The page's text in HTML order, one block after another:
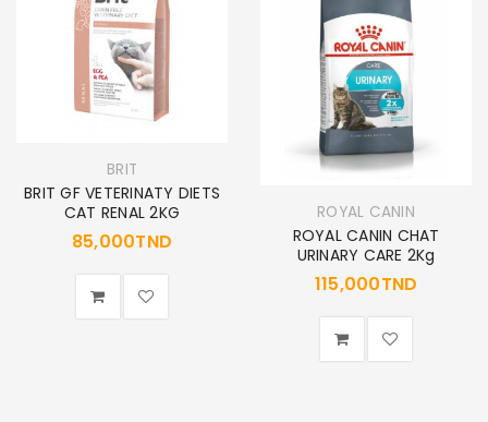
BRIT
BRIT GF VETERINATY DIETS
CAT RENAL 2KG
85,000TND
ROYAL CANIN
ROYAL CANIN CHAT
URINARY CARE 2Kg
115,000TND